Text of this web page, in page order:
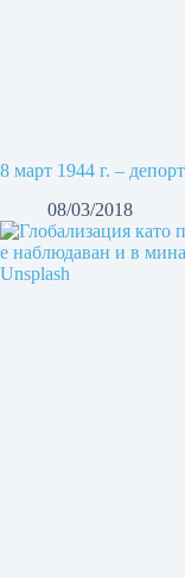
8 март 1944 г. –
08/03/2018